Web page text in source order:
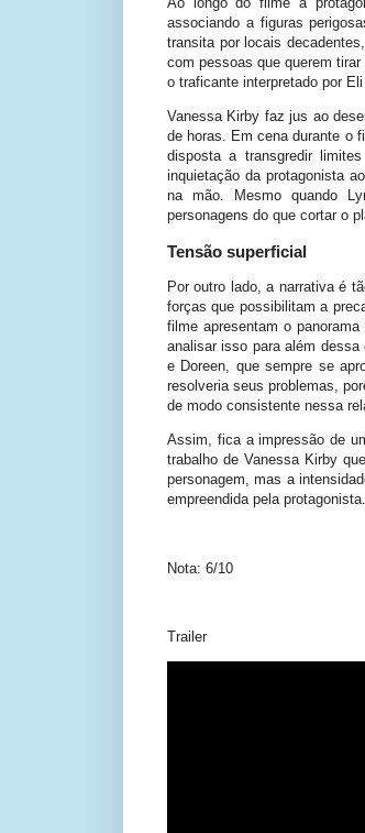
associando a figuras
transita por locais
com pessoas que querem
o traficante interpretado por Eli
Vanessa Kirby faz jus ao
de horas. Em cena durante o
disposta a transgredir
inquietação da protagonista
na mão. Mesmo quando
personagens do que cortar o
Tensão superficial
Por outro lado, a narrativa é
forças que possibilitam a
filme apresentam o
analisar isso para além
e Doreen, que sempre se
resolveria seus problemas,
de modo consistente nessa
Assim, fica a impressão de
trabalho de Vanessa Kirby
personagem, mas a
empreendida pela protagonista.
Nota: 6/10
Trailer